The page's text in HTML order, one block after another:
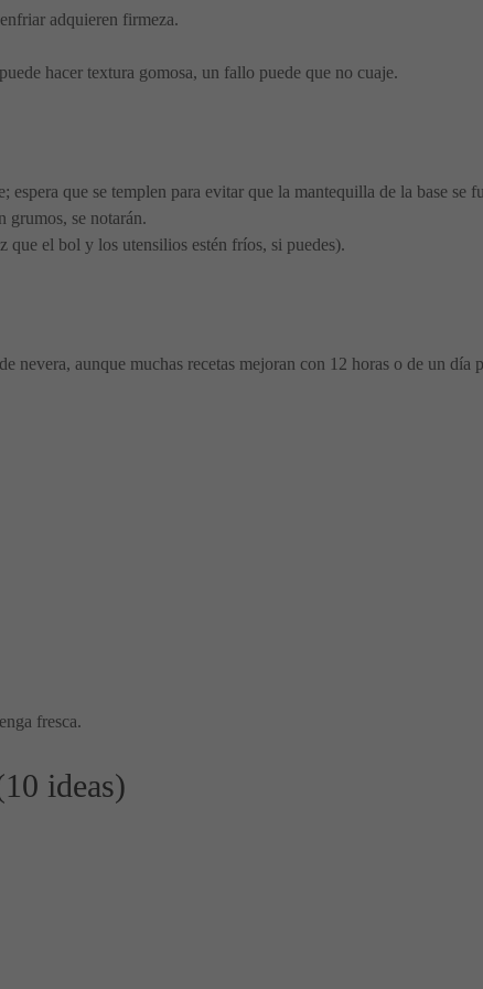
adquieren firmeza.
hacer textura gomosa, un fallo puede que no cuaje.
espera que se templen para evitar que la mantequilla de la base se
grumos, se notarán.
que el bol y los utensilios estén fríos, si puedes).
nevera, aunque muchas recetas mejoran con 12 horas o de un día
fresca.
ideas)